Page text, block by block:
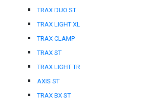
TRAX DUO ST
TRAX LIGHT XL
TRAX CLAMP
TRAX ST
TRAX LIGHT TR
AXIS ST
TRAX BX ST